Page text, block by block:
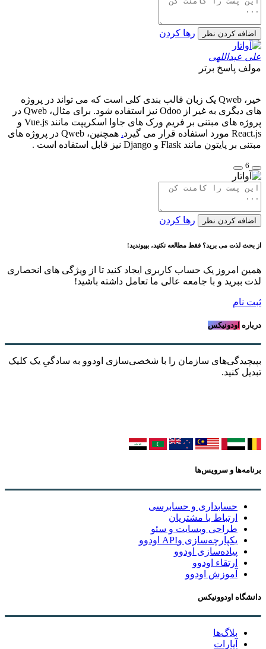
اضافه کردن نظر رها کردن
علی عبداللهی
مولف پاسخ برتر
خیر، Qweb یک زبان قالب بندی کلی است که می تواند در پروژه
های دیگری به غیر از Odoo نیز استفاده شود. برای مثال، Qweb در
پروژه های مبتنی بر فریم ورک های جاوا اسکریپت مانند Vue.js و
React.js مورد استفاده قرار می گیرد
.
همچنین، Qweb در پروژه های
مبتنی بر پایتون مانند Flask و Django نیز قابل استفاده است .
6
اضافه کردن نظر رها کردن
از بحث لذت می برید؟ فقط مطالعه نکنید، بپیوندید!
همین امروز یک حساب کاربری ایجاد کنید تا از ویژگی های انحصاری
لذت ببرید و با جامعه عالی ما تعامل داشته باشید!
ثبت نام
درباره اودونیکس
بپیچیدگی‌های سازمان را با شخصی‌سازی اودوو به سادگیِ یک کلیک
تبدیل کنید.
برنامه‌ها و سرویس‌ها
حسابداری و حسابرسی
ارتباط با مشتریان
طراحی وبسایت و سئو
یکپارچه‌سازی وAPI اودوو
پیاده‌سازی اودوو
ارتقاء اودوو
آموزش اودوو
دانشگاه اودوونیکس
بلاگ‌ها
آپارات